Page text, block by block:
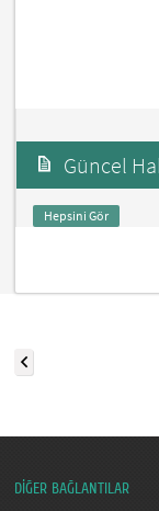
Güncel
Hepsini Gör
DİĞER BAĞLANTILAR